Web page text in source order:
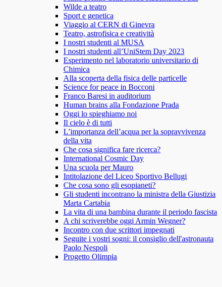
Wilde a teatro
Sport e genetica
Viaggio al CERN di Ginevra
Teatro, astrofisica e creatività
I nostri studenti al MUSA
I nostri studenti all’UniStem Day 2023
Esperimento nel laboratorio universitario di
Chimica
Alla scoperta della fisica delle particelle
Science for peace in Bocconi
Franco Baresi in auditorium
Human brains alla Fondazione Prada
Oggi lo spieghiamo noi
Il cielo è di tutti
L’importanza dell’acqua per la sopravvivenza
della vita
Che cosa significa fare ricerca?
International Cosmic Day
Una scuola per Mauro
Intitolazione del Liceo Sportivo Bellugi
Che cosa sono gli esopianeti?
Gli studenti incontrano la ministra della Giustizia
Marta Cartabia
La vita di una bambina durante il periodo fascista
A chi scriverebbe oggi Armin Wegner?
Incontro con due scrittori impegnati
Seguite i vostri sogni: il consiglio dell'astronauta
Paolo Nespoli
Progetto Olimpia